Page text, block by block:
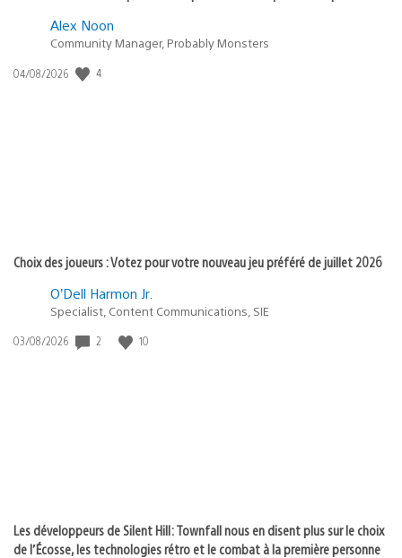
Alex Noon
Community Manager, Probably Monsters
Date
04/08/2026 4
Choix des joueurs : Votez pour votre nouveau jeu préféré de juillet 2026
O’Dell Harmon Jr.
Specialist, Content Communications, SIE
Date
03/08/2026 2 10
Les développeurs de Silent Hill: Townfall nous en disent plus sur le choix
de l’Écosse, les technologies rétro et le combat à la première personne